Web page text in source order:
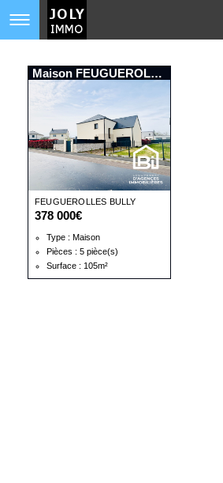
Maison FEUGUEROLLES BULLY
FEUGUEROLLES BULLY
378 000€
Type : Maison
Pièces : 5 pièce(s)
Surface : 105m²